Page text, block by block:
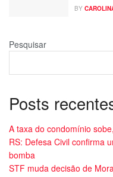
BY
Pesquisar
Posts
A taxa do condomínio
RS: Defesa Civil confirma
bomba
STF muda decisão de